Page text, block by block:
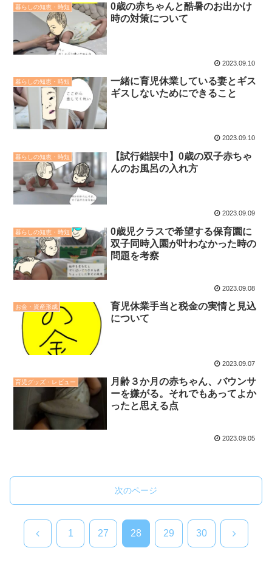
暮らしの知恵・時短
0歳の赤ちゃんと酷暑のお出かけ
時の対策について
2023.09.10
暮らしの知恵・時短
一緒に育児休業している妻とギス
ギスしないためにできること
2023.09.10
暮らしの知恵・時短
【試行錯誤中】0歳の双子赤ちゃ
んのお風呂の入れ方
2023.09.09
暮らしの知恵・時短
0歳児クラスで希望する保育園に
双子同時入園が叶わなかった時の
問題を考察
2023.09.08
お金・資産形成
育児休業手当と税金の実情と見込
について
2023.09.07
育児グッズ・レビュー
月齢３か月の赤ちゃん、バウンサ
ーを嫌がる。それでもあってよか
ったと思える点
2023.09.05
次のページ
前 1 27 28 29 30 次